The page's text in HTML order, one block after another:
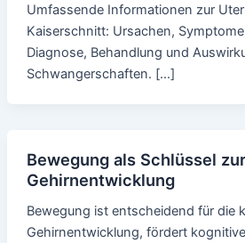
Umfassende Informationen zur
Kaiserschnitt: Ursachen,
Diagnose, Behandlung und
Schwangerschaften. […]
Bewegung als Schlüssel
Gehirnentwicklung
Bewegung ist entscheidend für die
Gehirnentwicklung, fördert